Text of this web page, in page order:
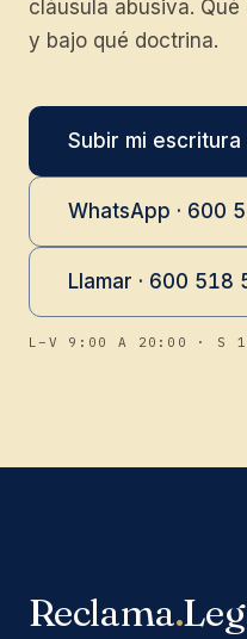
cláusula abusiva.
y bajo qué doctrina.
Subir mi
WhatsApp · 600
Llamar · 600 518
L–V 9:00 A 20:00 · S
Reclama.